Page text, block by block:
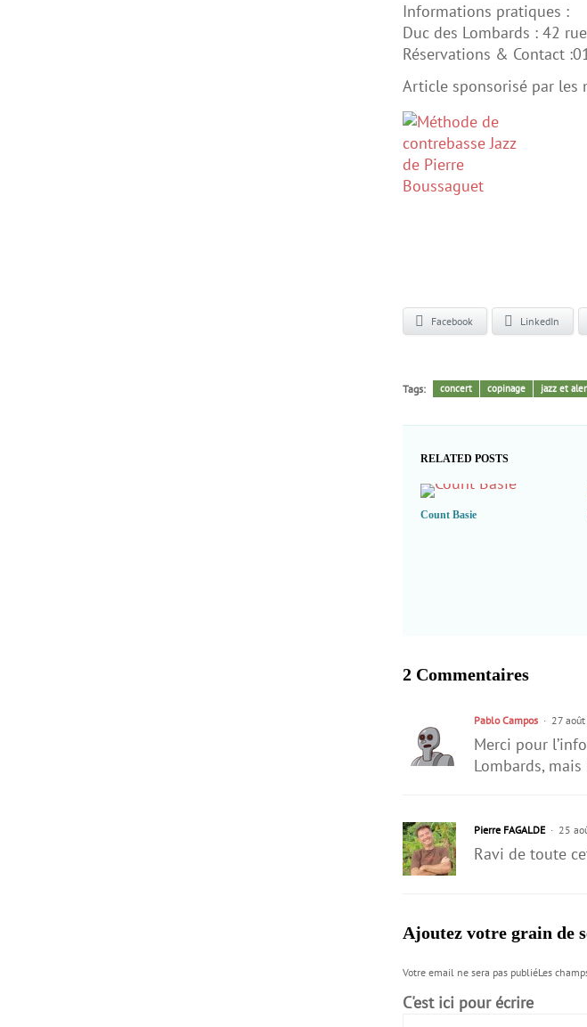
Informations pratiques :
Duc des Lombards : 42
Réservations & Contact
Article sponsorisé par les
Facebook LinkedIn
Tags: concert copinage jazz et
RELATED POSTS
Count Basie
2 Commentaires
Pablo Campos 27
Merci pour
Lombards,
Pierre FAGALDE 25
Ravi de toute
Ajoutez votre grain de
Votre email ne sera pas publiéLes
C'est ici pour écrire